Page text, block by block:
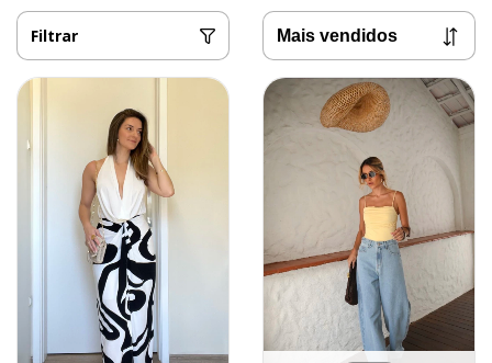
Filtrar